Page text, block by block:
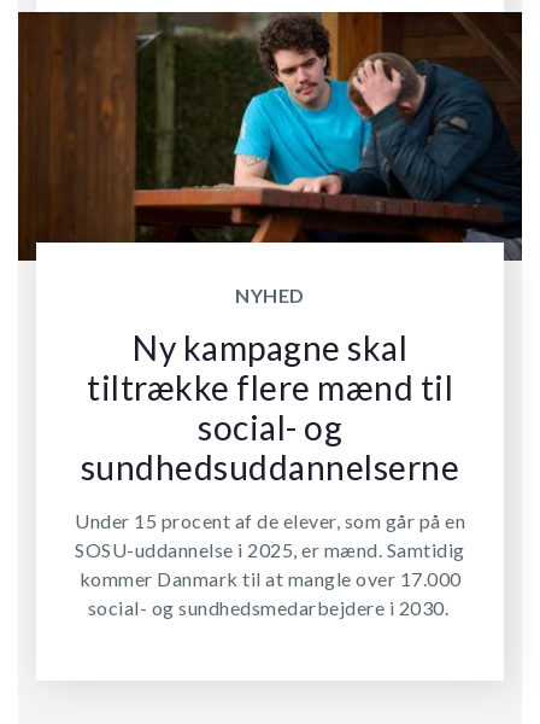
NYHED
Ny kampagne skal
tiltrække flere mænd til
social- og
sundhedsuddannelserne
Under 15 procent af de elever, som går på en
SOSU-uddannelse i 2025, er mænd. Samtidig
kommer Danmark til at mangle over 17.000
social- og sundhedsmedarbejdere i 2030.